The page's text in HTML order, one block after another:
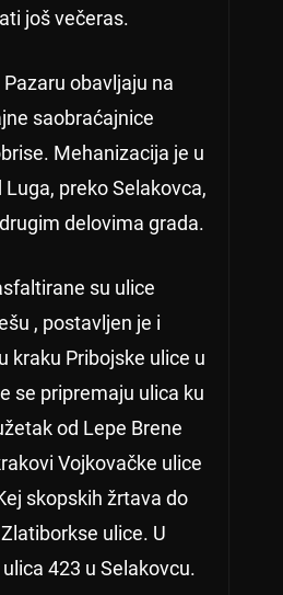
još večeras.
obavljaju na
saobraćajnice
Mehanizacija je u
preko Selakovca,
delovima grada.
su ulice
, postavljen je i
kraku Pribojske ulice u
se pripremaju ulica ku
od Lepe Brene
Vojkovačke ulice
skopskih žrtava do
ulice. U
423 u Selakovcu.